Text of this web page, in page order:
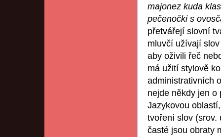
majonez kuda
pečenočki s
přetvářejí slovní
mluvčí užívají
aby oživili řeč
má užití stylově
administrativních
nejde někdy jen o
Jazykovou
tvoření slov (srov.
časté jsou obraty